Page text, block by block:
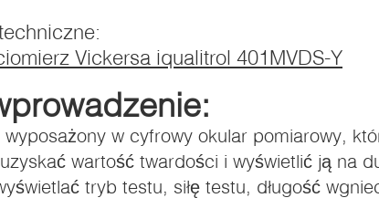
Vickersa iqualitrol 401MVDS-Y
wyposażony w cyfrowy okular pomiarowy,
wartość twardości i wyświetlić ją na
tryb testu, siłę testu, długość